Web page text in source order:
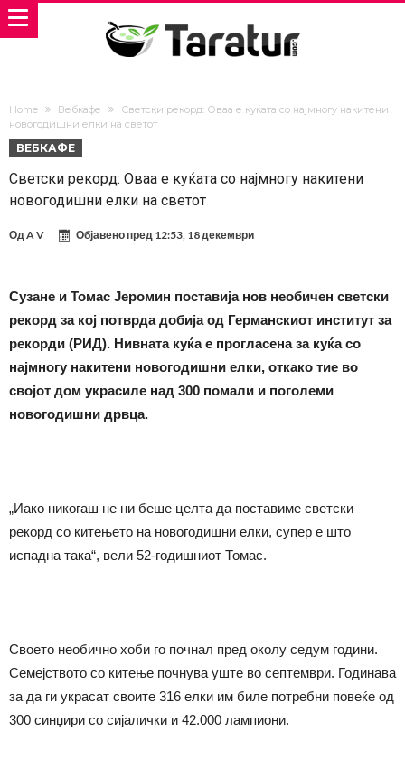
Home Вебкафе
Светски рекорд: Оваа е куќата со најмногу накитени
новогодишни елки на светот
ВЕБКАФЕ
Светски рекорд: Оваа е куќата со најмногу накитени
новогодишни елки на светот
ОдA V Објавено пред 12:53, 18 декември
Сузане и Томас Јеромин поставија нов необичен светски
рекорд за кој потврда добија од Германскиот институт за
рекорди (РИД). Нивната куќа е прогласена за куќа со
најмногу накитени новогодишни елки, откако тие во
својот дом украсиле над 300 помали и поголеми
новогодишни дрвца.
„Иако никогаш не ни беше целта да поставиме светски
рекорд со китењето на новогодишни елки, супер е што
испадна така“, вели 52-годишниот Томас.
Своето необично хоби го почнал пред околу седум години.
Семејството со китење почнува уште во септември. Годинава
за да ги украсат своите 316 елки им биле потребни повеќе од
300 синџири со сијалички и 42.000 лампиони.